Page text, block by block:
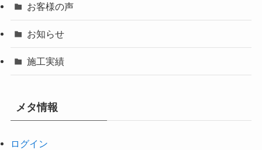
お客様の声
お知らせ
施工実績
メタ情報
ログイン